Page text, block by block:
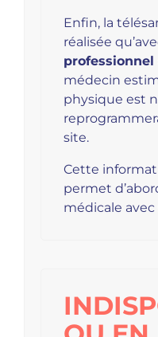
Enfin, la
réalisée
professionnel
médecin
physique est
site.
Cette
permet
médicale